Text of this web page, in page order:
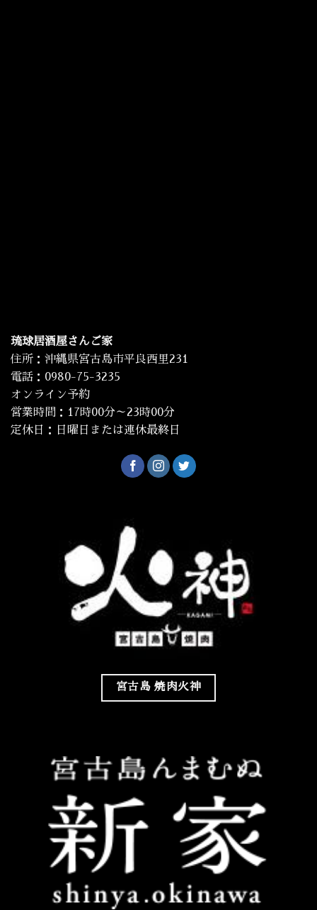
琉球居酒屋さんご家
住所：沖縄県宮古島市平良西里231
電話：0980-75-3235
オンライン予約
営業時間：17時00分～23時00分
定休日：日曜日または連休最終日
宮古島 焼肉火神